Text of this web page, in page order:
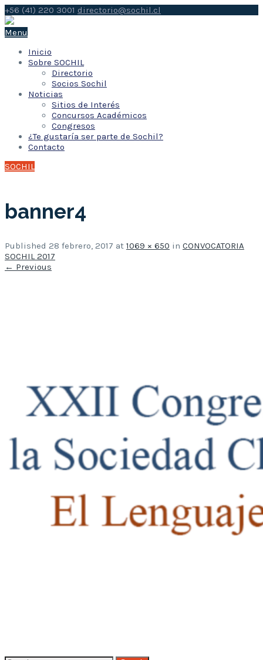
+56 (41) 220 3001 directorio@sochil.cl
Menu
Inicio
Sobre SOCHIL
Directorio
Socios Sochil
Noticias
Sitios de Interés
Concursos Académicos
Congresos
¿Te gustaría ser parte de Sochil?
Contacto
SOCHIL
banner4
Published 28 febrero, 2017 at 1069 × 650 in CONVOCATORIA
SOCHIL 2017
← Previous